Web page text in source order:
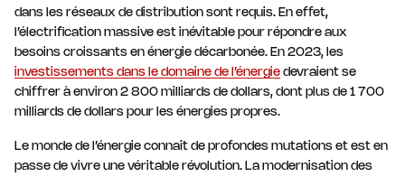
dans les réseaux de distribution sont requis. En effet,
l’électrification massive est inévitable pour répondre aux
besoins croissants en énergie décarbonée. En 2023, les
investissements dans le domaine de l’énergie devraient se
chiffrer à environ 2 800 milliards de dollars, dont plus de 1 700
milliards de dollars pour les énergies propres.
Le monde de l’énergie connaît de profondes mutations et est en
passe de vivre une véritable révolution. La modernisation des